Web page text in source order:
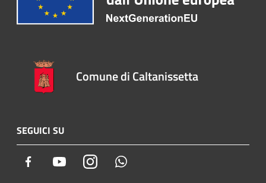
Comune di Caltanissetta
SEGUICI SU
Facebook YoutubeInstagram